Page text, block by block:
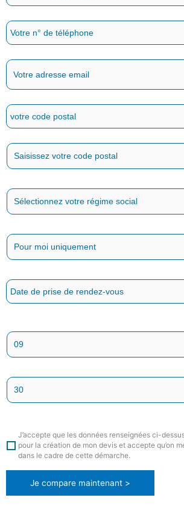
J’accepte que les données renseignées ci-
pour la création de mon devis et accepte qu’on
dans le cadre de cette démarche.
Je compare maintenant >